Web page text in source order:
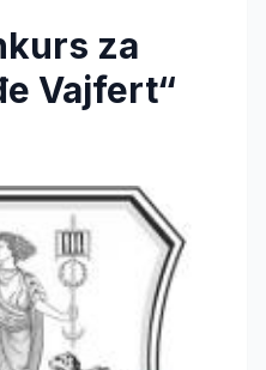
za
Vajfert“